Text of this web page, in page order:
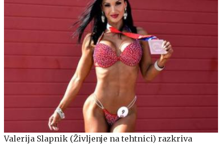
Valerija Slapnik (Življenje na tehtnici) razkriva